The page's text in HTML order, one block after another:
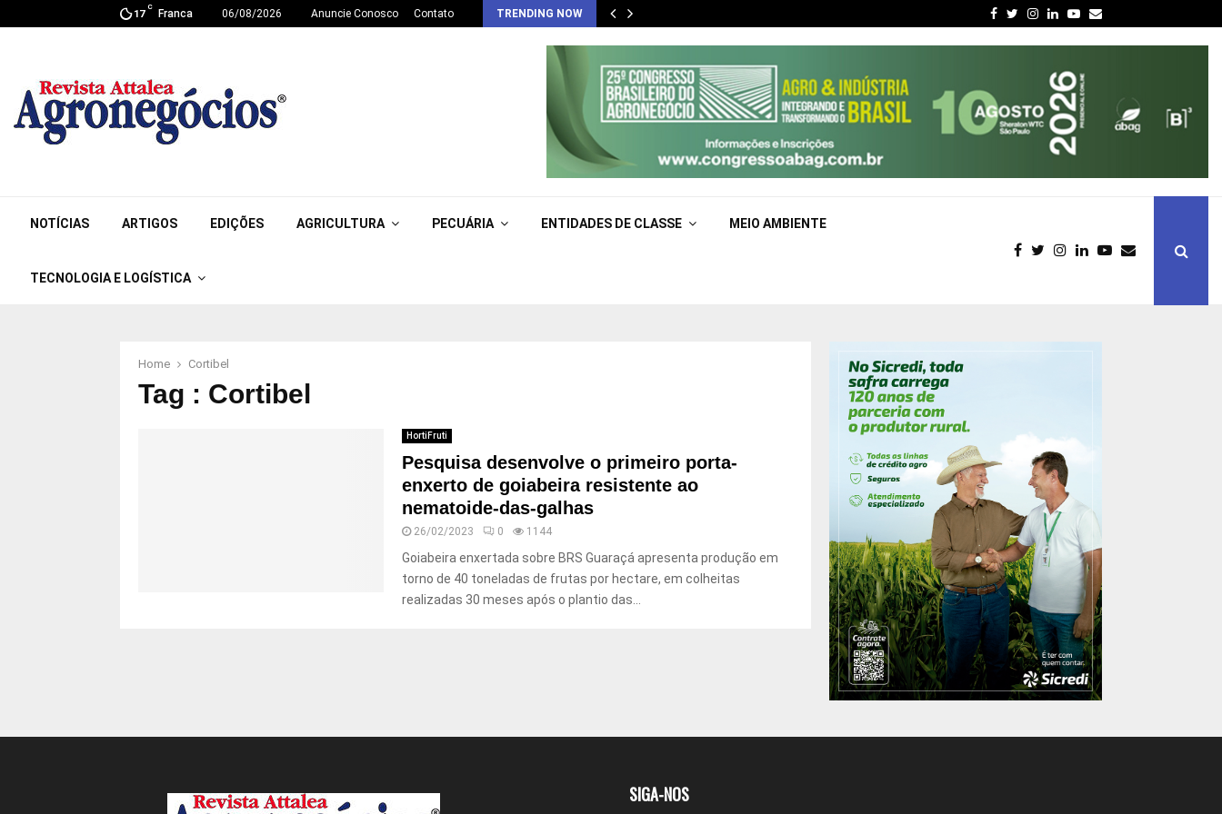
17
C
Franca 06/08/2026 Anuncie Conosco Contato TRENDING NOW Facebook
Twitter
Instagram
LinkedinYoutube
Email
NOTÍCIAS ARTIGOS EDIÇÕES AGRICULTURA PECUÁRIA ENTIDADES DE CLASSE MEIO AMBIENTE
TECNOLOGIA E LOGÍSTICA
Home Cortibel
Tag : Cortibel
HortiFruti
Pesquisa desenvolve o primeiro porta-
enxerto de goiabeira resistente ao
nematoide-das-galhas
26/02/2023 0 1144
Goiabeira enxertada sobre BRS Guaraçá apresenta produção em
torno de 40 toneladas de frutas por hectare, em colheitas
realizadas 30 meses após o plantio das...
SIGA-NOS